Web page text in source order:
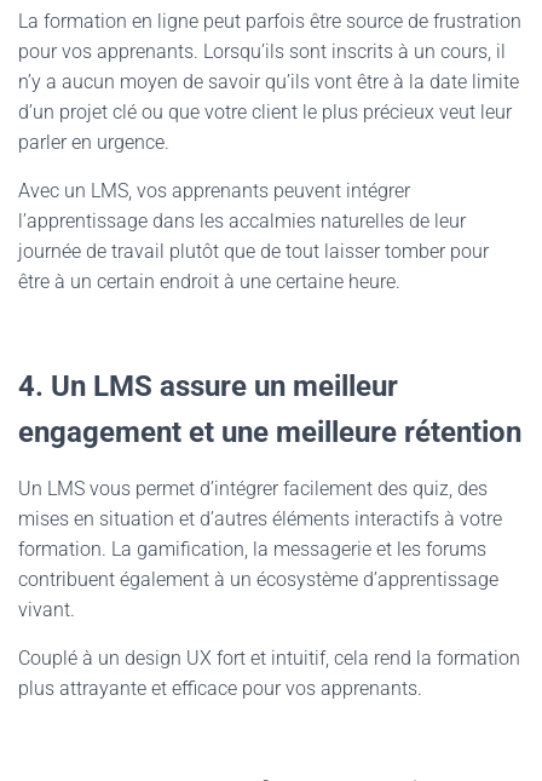
La formation en ligne peut parfois être source de frustration
pour vos apprenants. Lorsqu’ils sont inscrits à un cours, il
n’y a aucun moyen de savoir qu’ils vont être à la date limite
d’un projet clé ou que votre client le plus précieux veut leur
parler en urgence.
Avec un LMS, vos apprenants peuvent intégrer
l’apprentissage dans les accalmies naturelles de leur
journée de travail plutôt que de tout laisser tomber pour
être à un certain endroit à une certaine heure.
4. Un LMS assure un meilleur
engagement et une meilleure rétention
Un LMS vous permet d’intégrer facilement des quiz, des
mises en situation et d’autres éléments interactifs à votre
formation. La gamification, la messagerie et les forums
contribuent également à un écosystème d’apprentissage
vivant.
Couplé à un design UX fort et intuitif, cela rend la formation
plus attrayante et efficace pour vos apprenants.